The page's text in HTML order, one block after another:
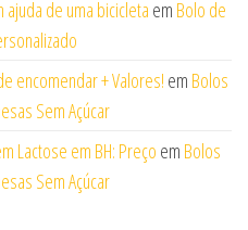
de uma bicicleta em Bolo de
encomendar + Valores! em Bolos
Sem Açúcar
Lactose em BH: Preço em Bolos
Sem Açúcar